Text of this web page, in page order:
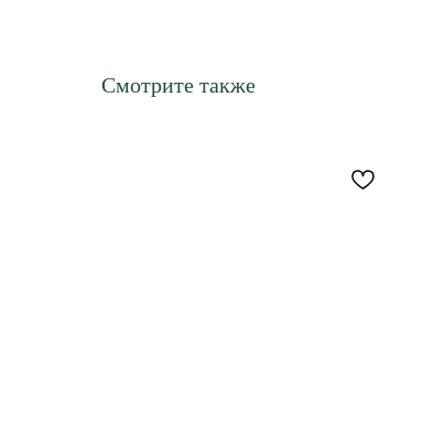
Смотрите также